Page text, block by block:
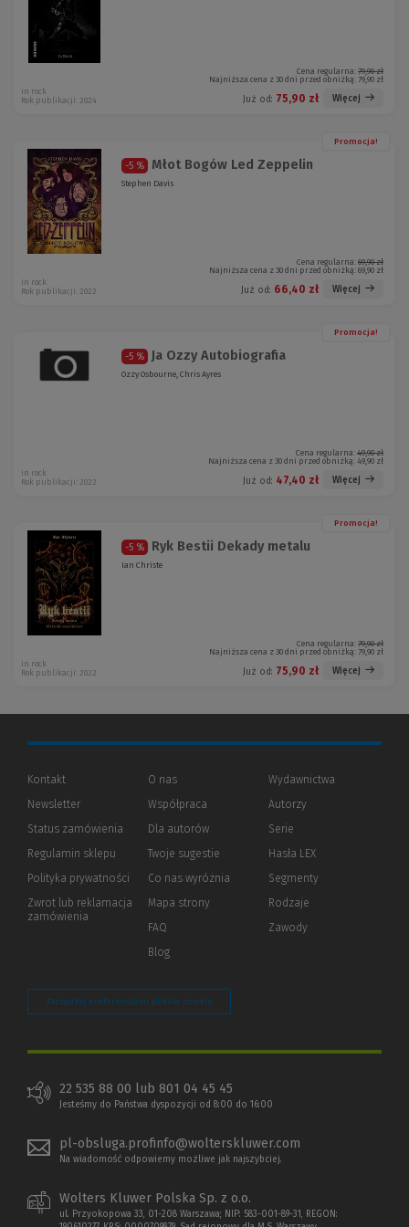
Cena regularna: 79,90 zł
Najniższa cena z 30 dni przed obniżką: 79,90 zł
Już od: 75,90 zł Więcej
in rock
Rok publikacji: 2024
Promocja!
-5 % Młot Bogów Led Zeppelin
Stephen Davis
Cena regularna: 69,90 zł
Najniższa cena z 30 dni przed obniżką: 69,90 zł
Już od: 66,40 zł Więcej
in rock
Rok publikacji: 2022
Promocja!
-5 % Ja Ozzy Autobiografia
Ozzy Osbourne, Chris Ayres
Cena regularna: 49,90 zł
Najniższa cena z 30 dni przed obniżką: 49,90 zł
Już od: 47,40 zł Więcej
in rock
Rok publikacji: 2022
Promocja!
-5 % Ryk Bestii Dekady metalu
Ian Christe
Cena regularna: 79,90 zł
Najniższa cena z 30 dni przed obniżką: 79,90 zł
Już od: 75,90 zł Więcej
in rock
Rok publikacji: 2022
Kontakt
Newsletter
Status zamówienia
Regulamin sklepu
Polityka prywatności (Nowe
(Link
innej
Zwrot lub reklamacja
zamówienia
O nas
Współpraca
Dla autorów(Nowe
(Link
innej
strony)
Twoje sugestie
Co nas wyróżnia
Mapa strony
FAQ
Blog
Wydawnictwa
Autorzy
Serie
Hasła LEX
Segmenty
Rodzaje
Zawody
Zarządzaj preferencjami plików cookie
22 535 88 00 lub 801 04 45 45
Jesteśmy do Państwa dyspozycji od 8:00 do 16:00
pl-obsluga.profinfo@wolterskluwer.com
Na wiadomość odpowiemy możliwe jak najszybciej.
Wolters Kluwer Polska Sp. z o.o.
ul. Przyokopowa 33, 01-208 Warszawa; NIP: 583-001-89-31, REGON: